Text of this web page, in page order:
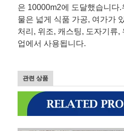
은 10000m2에 도달했습니다
물은 넓게 식품 가공, 여가가
처리, 위조, 캐스팅, 도자기류,
업에서 사용됩니다.
관련 상품